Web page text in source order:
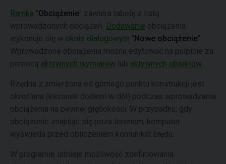
Ramka "Obciążenie" zawiera tabelę z listą
wprowadzonych obciążeń. Dodawanie obciążenia
wykonuje się w oknie dialogowym "Nowe obciążenie".
Wprowadzone obciążenia można edytować na pulpicie za
pomocą aktywnych wymiarów lub aktywnych obiektów
Rzędna zzmierzona od górnego punktu konstrukcji jest
określana (kierunek dodatni w dół) podczas wprowadzania
obciążenia na pewnej głębokości. W przypadku, gdy
obciążenie znajduje się poza terenem, komputer
wyświetla przed obliczeniem komunikat błędu.
W programie istnieje możliwość zdefiniowania